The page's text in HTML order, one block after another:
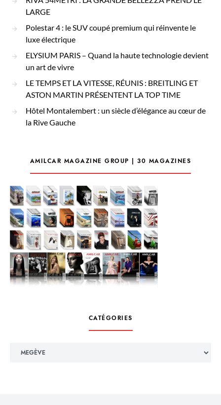
LARGE
Polestar 4 : le SUV coupé premium qui réinvente le
luxe électrique
ELYSIUM PARIS – Quand la haute technologie devient
un art de vivre
LE TEMPS ET LA VITESSE, RÉUNIS : BREITLING ET
ASTON MARTIN PRÉSENTENT LA TOP TIME
Hôtel Montalembert : un siècle d’élégance au cœur de
la Rive Gauche
AMILCAR MAGAZINE GROUP | 30 MAGAZINES
CATÉGORIES
Catégories